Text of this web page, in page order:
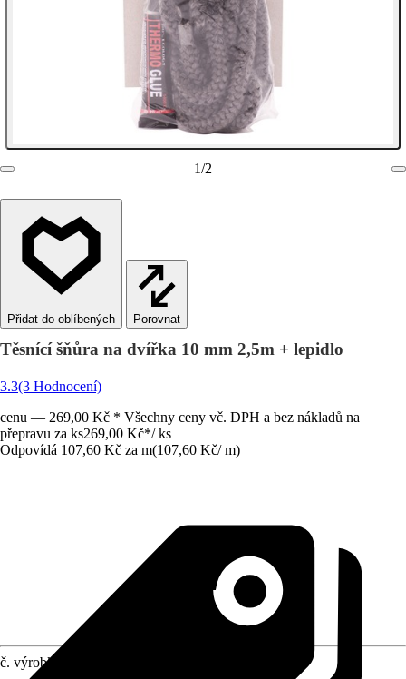
1/2
Porovnat
Těsnící šňůra na dvířka 10 mm 2,5m + lepidlo
3.3(3 Hodnocení)
cenu — 269,00 Kč * Všechny ceny vč. DPH a bez nákladů na
přepravu za ks269,00 Kč*/ ks
Odpovídá 107,60 Kč za m(107,60 Kč/ m)
č. výrobku